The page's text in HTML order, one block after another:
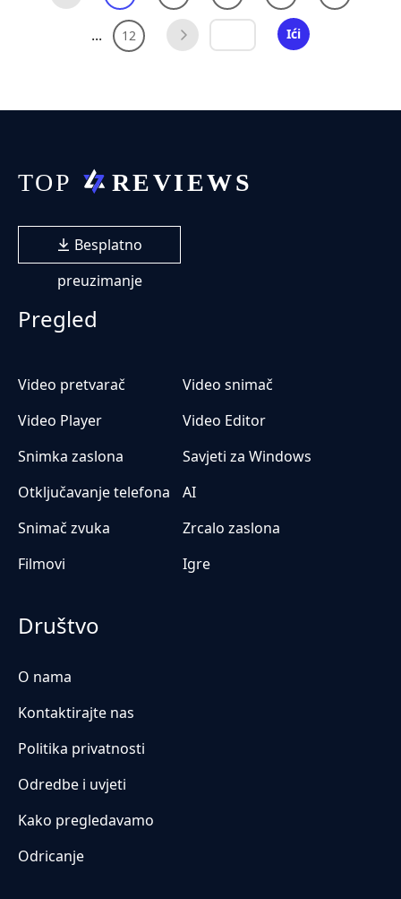
... 12 Ići
Besplatno
preuzimanje
Pregled
Video pretvarač
Video snimač
Video Player
Video Editor
Snimka zaslona
Savjeti za Windows
Otključavanje telefona
AI
Snimač zvuka
Zrcalo zaslona
Filmovi
Igre
Društvo
O nama
Kontaktirajte nas
Politika privatnosti
Odredbe i uvjeti
Kako pregledavamo
Odricanje